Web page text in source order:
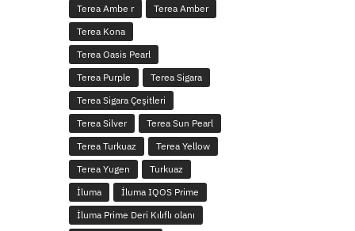
Terea Ambe r
Terea Amber
Terea Kona
Terea Oasis Pearl
Terea Purple
Terea Sigara
Terea Sigara Çeşitleri
Terea Silver
Terea Sun Pearl
Terea Turkuaz
Terea Yellow
Terea Yugen
Turkuaz
İluma
İluma IQOS Prime
İluma Prime Deri Kılıflı olanı